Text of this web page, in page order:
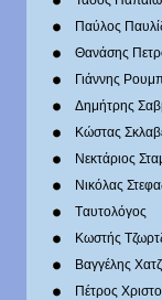
Παύλος
Θανάσης
Γιάννης
Δημήτρης
Κώστας
Νεκτάριος
Νικόλας
Tαυτολόγος
Κωστής
Βαγγέλης
Πέτρος